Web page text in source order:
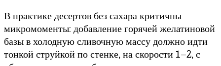
В практике десертов без сахара критичны
микромоменты: добавление горячей желатиновой
базы в холодную сливочную массу должно идти
тонкой струйкой по стенке, на скорости 1–2, с